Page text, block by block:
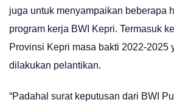
juga untuk menyampaikan beberapa
program kerja BWI Kepri. Termasuk
Provinsi Kepri masa bakti 2022-2025
dilakukan pelantikan.
“Padahal surat keputusan dari BWI